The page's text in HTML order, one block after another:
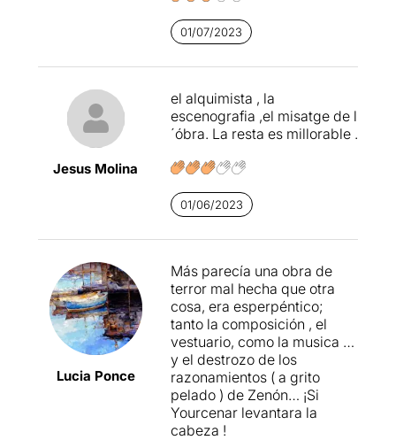
01/07/2023
Jesus Molina
el alquimista , la
escenografia ,el misatge de l
´óbra. La resta es millorable .
01/06/2023
Lucia Ponce
Más parecía una obra de
terror mal hecha que otra
cosa, era esperpéntico;
tanto la composición , el
vestuario, como la musica …
y el destrozo de los
razonamientos ( a grito
pelado ) de Zenón… ¡Si
Yourcenar levantara la
cabeza !